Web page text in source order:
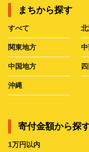
まちから探す
すべて
関東地方
中国地方
沖縄
寄付金額から探
1万円以内